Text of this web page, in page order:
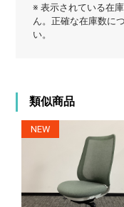
※ 表示されている在
ん。正確な在庫数に
い。
類似商品
NEW